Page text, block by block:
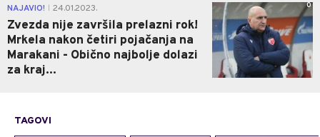
NAJAVIO! 24.01.2023.
Zvezda nije završila prelazni rok!
Mrkela nakon četiri pojačanja na
Marakani - Obično najbolje dolazi
za kraj...
0
TAGOVI